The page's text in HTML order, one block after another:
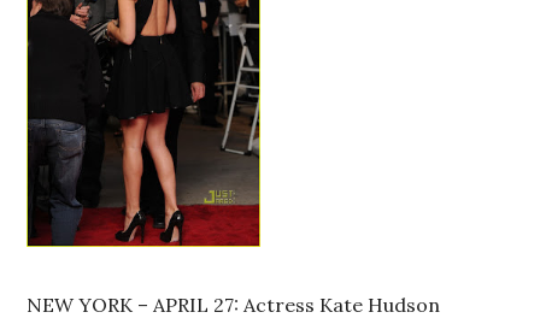
NEW YORK – APRIL 27: Actress Kate Hudson